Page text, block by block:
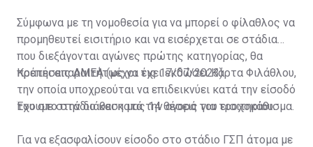
Σύμφωνα με τη νομοθεσία για να μπορεί ο φίλαθλος να
προμηθευτεί εισιτήριο και να εισέρχεται σε στάδια
που διεξάγονται αγώνες πρώτης κατηγορίας, θα
πρέπει απαραιτήτως να έχει εκδώσει Κάρτα Φιλάθλου,
την οποία υποχρεούται να επιδεικνύει κατά την είσοδό
του στο στάδιο και κατά την αγορά του εισιτηρίου.
Κρατήσεις ΑΜΕΑ (μέχρι τις 17/07/2023)
Έχουμε στην διάθεση μας 14 θέσεις για τροχοκάθισμα.
Για να εξασφαλίσουν είσοδο στο στάδιο ΓΣΠ άτομα με